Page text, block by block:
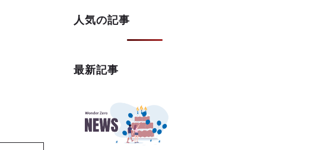
人気の記事
最新記事